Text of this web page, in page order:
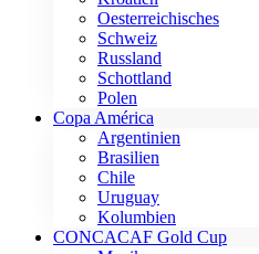
Oesterreichisches
Schweiz
Russland
Schottland
Polen
Copa América
Argentinien
Brasilien
Chile
Uruguay
Kolumbien
CONCACAF Gold Cup